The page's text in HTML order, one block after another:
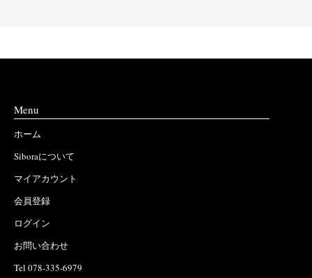
Menu
ホーム
Siboraについて
マイアカウント
会員登録
ログイン
お問い合わせ
Tel 078-335-6979